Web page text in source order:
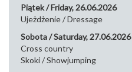
Piątek / Friday, 26.06.2026
Ujeżdżenie / Dressage
Sobota / Saturday, 27.06.2026
Cross country
Skoki / Showjumping